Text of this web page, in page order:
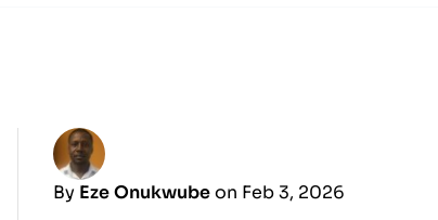
By Eze Onukwube on Feb 3, 2026